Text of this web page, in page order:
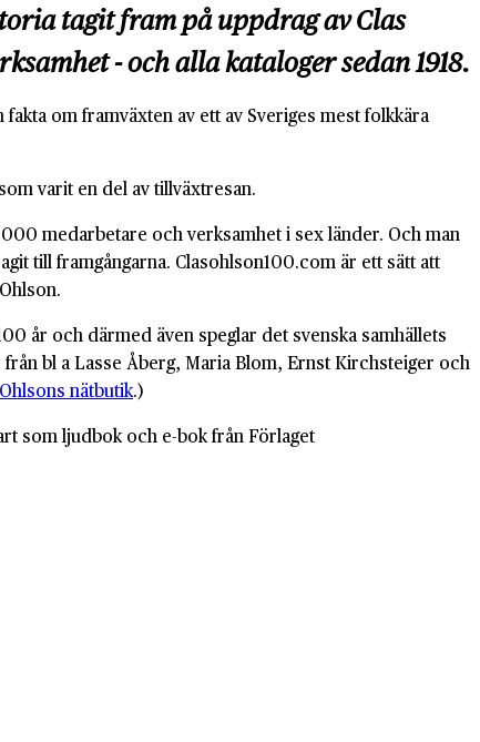
tagit fram på uppdrag av Clas
- och alla kataloger sedan 1918.
om framväxten av ett av Sveriges mest folkkära
varit en del av tillväxtresan.
medarbetare och verksamhet i sex länder. Och man
till framgångarna. Clasohlson100.com är ett sätt att
år och därmed även speglar det svenska samhällets
bl a Lasse Åberg, Maria Blom, Ernst Kirchsteiger och
nätbutik.)
som ljudbok och e-bok från Förlaget